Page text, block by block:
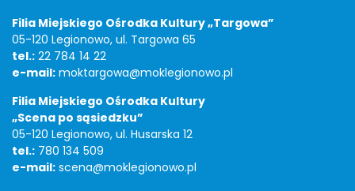
Filia Miejskiego Ośrodka Kultury „Targowa”
05-120 Legionowo, ul. Targowa 65
tel.: 22 784 14 22
e-mail: moktargowa@moklegionowo.pl
Filia Miejskiego Ośrodka Kultury
„Scena po sąsiedzku”
05-120 Legionowo, ul. Husarska 12
tel.: 780 134 509
e-mail: scena@moklegionowo.pl